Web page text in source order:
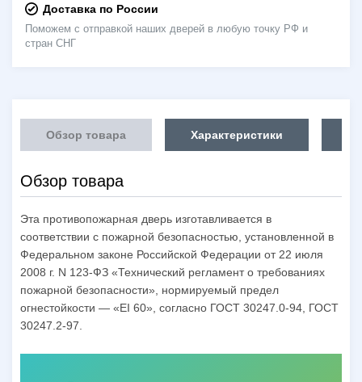
Доставка по России
Поможем с отправкой наших дверей в любую точку РФ и
стран СНГ
Обзор товара Характеристики
Обзор товара
Эта противопожарная дверь изготавливается в
соответствии с пожарной безопасностью, установленной в
Федеральном законе Российской Федерации от 22 июля
2008 г. N 123-ФЗ «Технический регламент о требованиях
пожарной безопасности», нормируемый предел
огнестойкости — «EI 60», согласно ГОСТ 30247.0-94, ГОСТ
30247.2-97.